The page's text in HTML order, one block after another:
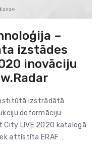
–
izstādes
inovāciju
izstrādātā
deformāciju
LIVE 2020 katalogā
attīstīta ERAF …